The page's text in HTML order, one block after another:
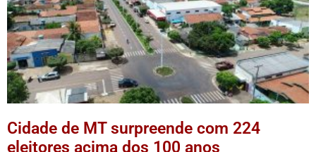
Cidade de MT surpreende com 224
eleitores acima dos 100 anos